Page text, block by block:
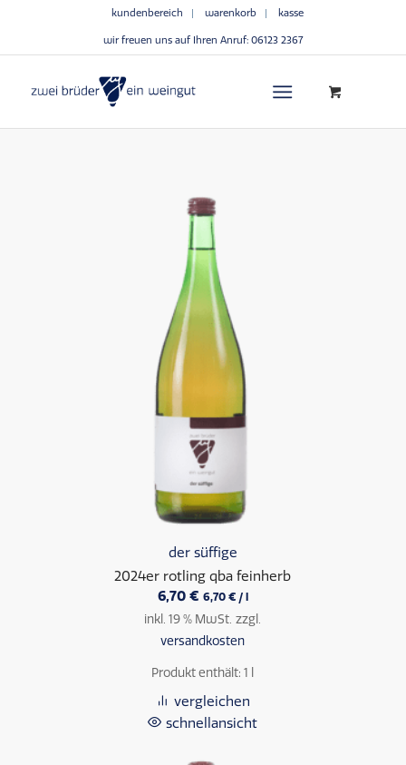
kundenbereich warenkorb kasse
wir freuen uns auf Ihren Anruf: 06123 2367
der süffige
2024er rotling qba feinherb
6,70 € 6,70 €/ l
inkl. 19 % MwSt. zzgl.
versandkosten
Produkt enthält: 1
vergleichen
schnellansicht